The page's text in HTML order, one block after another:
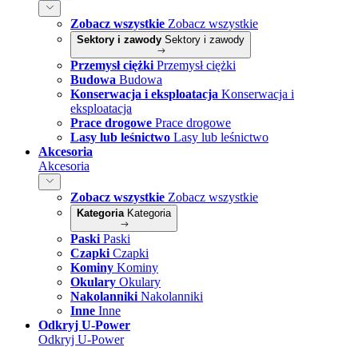
Zobacz wszystkie Zobacz wszystkie
Sektory i zawody Sektory i zawody
Przemysł ciężki Przemysł ciężki
Budowa Budowa
Konserwacja i eksploatacja Konserwacja i
eksploatacja
Prace drogowe Prace drogowe
Lasy lub leśnictwo Lasy lub leśnictwo
Akcesoria
Akcesoria
Zobacz wszystkie Zobacz wszystkie
Kategoria Kategoria
Paski Paski
Czapki Czapki
Kominy Kominy
Okulary Okulary
Nakolanniki Nakolanniki
Inne Inne
Odkryj U-Power
Odkryj U-Power